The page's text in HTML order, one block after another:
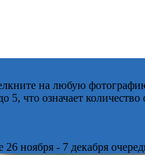
на любую
что означает
ноября - 7 декабря